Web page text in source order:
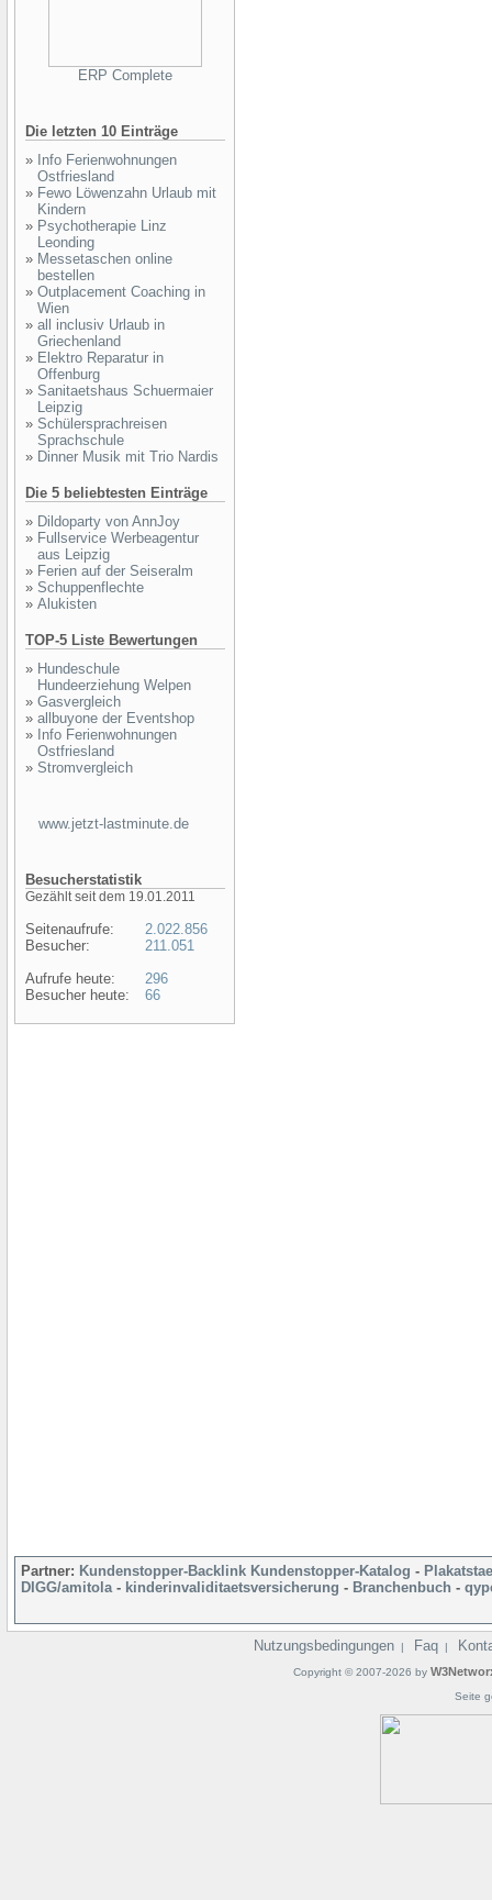
ERP Complete
Die letzten 10 Einträge
» Info Ferienwohnungen
Ostfriesland
» Fewo Löwenzahn Urlaub mit
Kindern
» Psychotherapie Linz
Leonding
» Messetaschen online
bestellen
» Outplacement Coaching in
Wien
» all inclusiv Urlaub in
Griechenland
» Elektro Reparatur in
Offenburg
» Sanitaetshaus Schuermaier
Leipzig
» Schülersprachreisen
Sprachschule
» Dinner Musik mit Trio Nardis
Die 5 beliebtesten Einträge
» Dildoparty von AnnJoy
» Fullservice Werbeagentur
aus Leipzig
» Ferien auf der Seiseralm
» Schuppenflechte
» Alukisten
TOP-5 Liste Bewertungen
» Hundeschule
Hundeerziehung Welpen
» Gasvergleich
» allbuyone der Eventshop
» Info Ferienwohnungen
Ostfriesland
» Stromvergleich
www.jetzt-lastminute.de
Besucherstatistik
Gezählt seit dem 19.01.2011
Seitenaufrufe:
Besucher:
Aufrufe heute:
Besucher heute:
2.022.856
211.051
296
66
Partner: Kundenstopper-Backlink Kundenstopper-Katalog -
DIGG/amitola- kinderinvaliditaetsversicherung - Branchenbuch -
Nutzungsbedingungen | Faq |
Copyright © 2007-2026 by
Seite